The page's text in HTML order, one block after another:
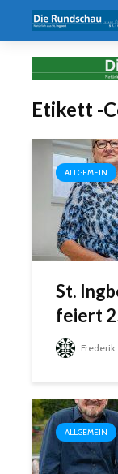
Etikett -
ALLGEMEIN
St.
feiert
ALLGEMEIN